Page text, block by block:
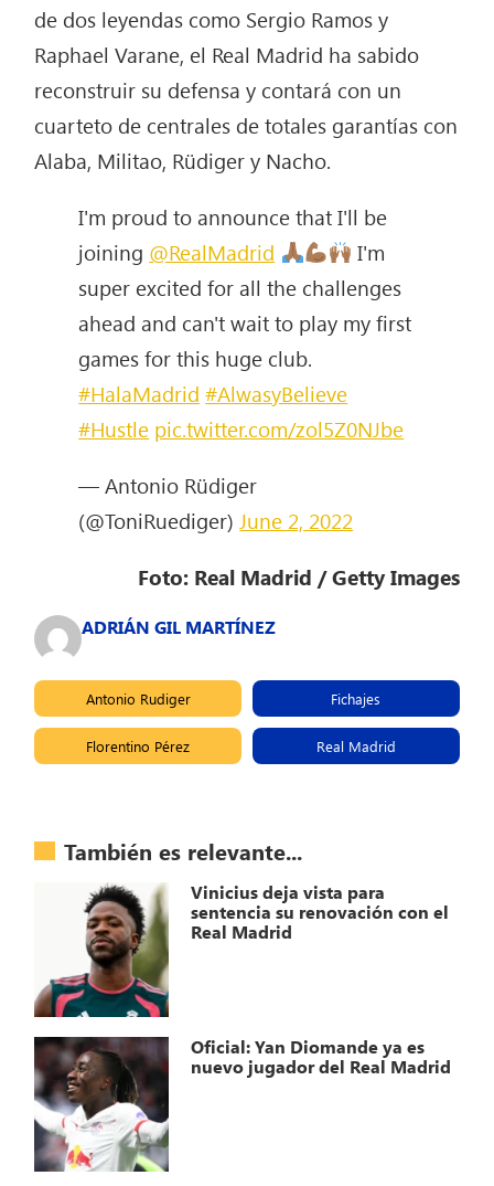
de dos leyendas como Sergio Ramos y
Raphael Varane, el Real Madrid ha sabido
reconstruir su defensa y contará con un
cuarteto de centrales de totales garantías con
Alaba, Militao, Rüdiger y Nacho.
I'm proud to announce that I'll be
joining @RealMadrid
I'm
super excited for all the challenges
ahead and can't wait to play my first
games for this huge club.
#HalaMadrid #AlwasyBelieve
#Hustle pic.twitter.com/zol5Z0NJbe
— Antonio Rüdiger
(@ToniRuediger) June 2, 2022
Foto: Real Madrid / Getty Images
ADRIÁN GIL MARTÍNEZ
Antonio Rudiger Fichajes
Florentino Pérez Real Madrid
También es relevante...
Vinicius deja vista para
sentencia su renovación con el
Real Madrid
Oficial: Yan Diomande ya es
nuevo jugador del Real Madrid